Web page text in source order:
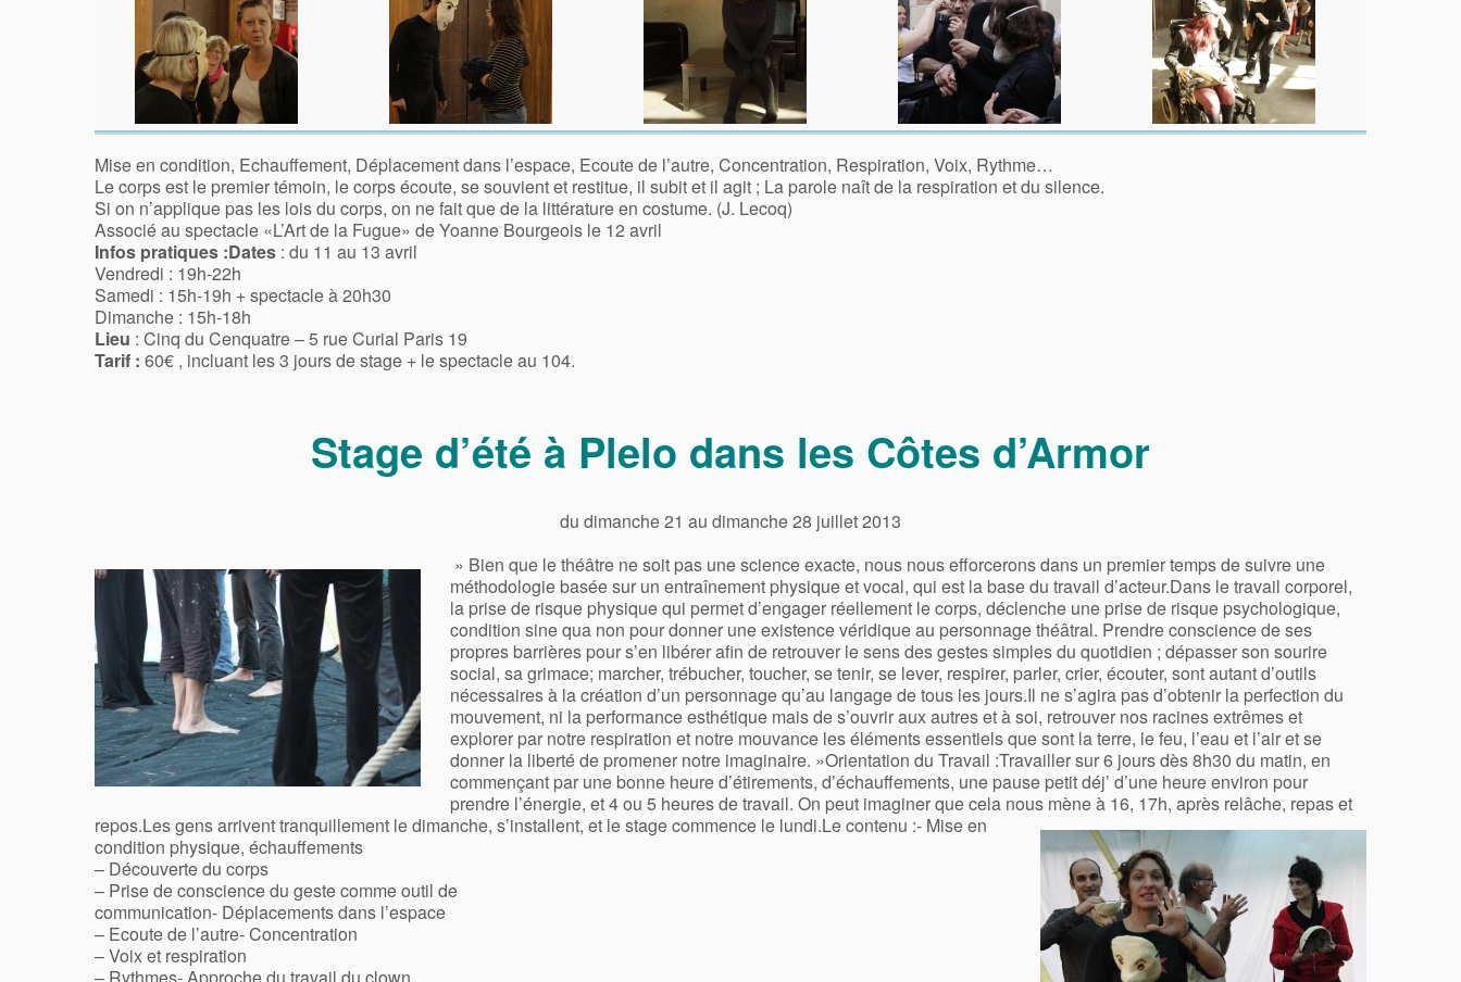
Mise en condition, Echauffement, Déplacement dans l’espace, Ecoute de l’autre, Concentration, Respiration, Voix, Rythme…
Le corps est le premier témoin, le corps écoute, se souvient et restitue, il subit et il agit ; La parole naît de la respiration et du silence.
Si on n’applique pas les lois du corps, on ne fait que de la littérature en costume. (J. Lecoq)
Associé au spectacle «L’Art de la Fugue» de Yoanne Bourgeois le 12 avril
Infos pratiques :Dates : du 11 au 13 avril
Vendredi : 19h-22h
Samedi : 15h-19h + spectacle à 20h30
Dimanche : 15h-18h
Lieu : Cinq du Cenquatre – 5 rue Curial Paris 19
Tarif : 60€ , incluant les 3 jours de stage + le spectacle au 104.
Stage d’été à Plelo dans les Côtes d’Armor
du dimanche 21 au dimanche 28 juillet 2013
» Bien que le théâtre ne soit pas une science exacte, nous nous efforcerons dans un premier temps de suivre une
méthodologie basée sur un entraînement physique et vocal, qui est la base du travail d’acteur.Dans le travail corporel,
la prise de risque physique qui permet d’engager réellement le corps, déclenche une prise de risque psychologique,
condition sine qua non pour donner une existence véridique au personnage théâtral. Prendre conscience de ses
propres barrières pour s’en libérer afin de retrouver le sens des gestes simples du quotidien ; dépasser son sourire
social, sa grimace; marcher, trébucher, toucher, se tenir, se lever, respirer, parler, crier, écouter, sont autant d’outils
nécessaires à la création d’un personnage qu’au langage de tous les jours.Il ne s’agira pas d’obtenir la perfection du
mouvement, ni la performance esthétique mais de s’ouvrir aux autres et à soi, retrouver nos racines extrêmes et
explorer par notre respiration et notre mouvance les éléments essentiels que sont la terre, le feu, l’eau et l’air et se
donner la liberté de promener notre imaginaire. »Orientation du Travail :Travailler sur 6 jours dès 8h30 du matin, en
commençant par une bonne heure d’étirements, d’échauffements, une pause petit déj’ d’une heure environ pour
prendre l’énergie, et 4 ou 5 heures de travail. On peut imaginer que cela nous mène à 16, 17h, après relâche, repas et
repos.Les gens arrivent tranquillement le dimanche, s’installent, et le stage commence le lundi.Le contenu :- Mise en
condition physique, échauffements
– Découverte du corps
– Prise de conscience du geste comme outil de
communication- Déplacements dans l’espace
– Ecoute de l’autre- Concentration
– Voix et respiration